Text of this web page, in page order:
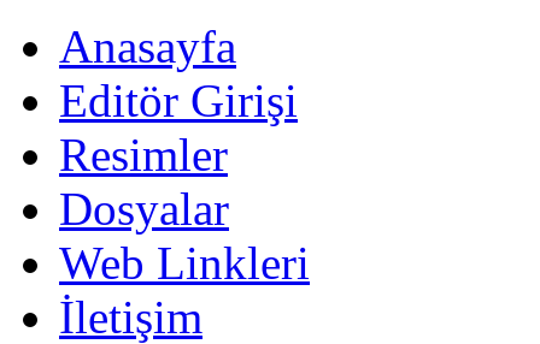
Anasayfa
Editör Girişi
Resimler
Dosyalar
Web Linkleri
İletişim